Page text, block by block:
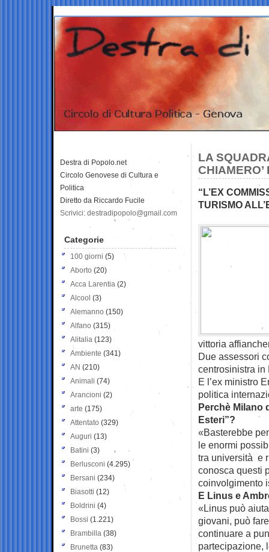
LA
“L’EX
TURISMO
vittoria
Due assessori
centrosinistra in
E l’ex ministro
politica
Perchè Milano
Esteri”?
«Basterebbe
le enormi
tra università e
conosca questi
coinvolgimento
E Linus e
«Linus può
giovani, può
continuare a
partecipazione,
Destra di Popolo.net
Circolo Genovese di Cultura e
Politica
Diretto da Riccardo Fucile
Scrivici: destradipopolo@gmail.com
Categorie
100 giorni (5)
Aborto (20)
Acca Larentia (2)
Alcool (3)
Alemanno (150)
Alfano (315)
Alitalia (123)
Ambiente (341)
AN (210)
Animali (74)
Arancioni (2)
arte (175)
Attentato (329)
Auguri (13)
Batini (3)
Berlusconi (4.295)
Bersani (234)
Biasotti (12)
Boldrini (4)
Bossi (1.221)
Brambilla (38)
Brunetta (83)